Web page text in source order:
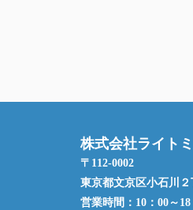
株式会社ライト
〒112-0002
東京都文京区小石川
営業時間： 10：00～